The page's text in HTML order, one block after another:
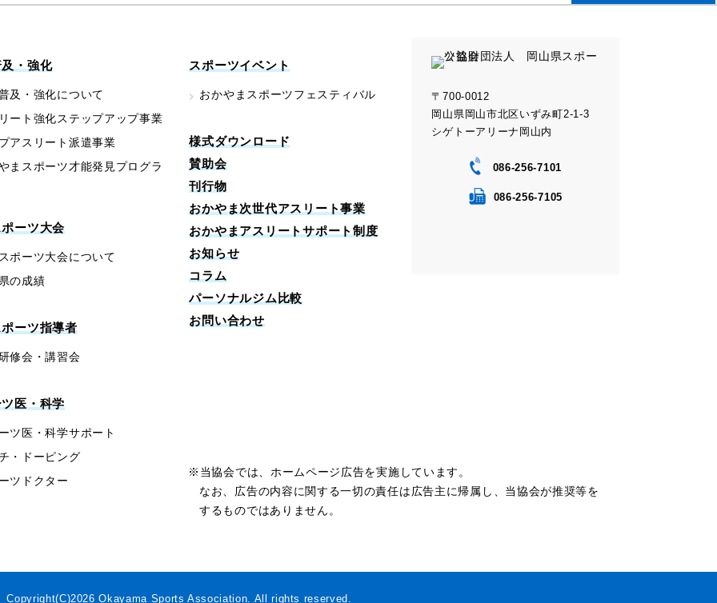
・強化
及・強化について
ート強化ステップアップ事業
アスリート派遣事業
まスポーツ才能発見プログラ
ーツ大会
ポーツ大会について
の成績
ーツ指導者
修会・講習会
医・科学
ツ医・科学サポート
・ドーピング
ツドクター
スポーツイベント
おかやまスポーツフェスティバル
様式ダウンロード
賛助会
刊行物
おかやま次世代アスリート事業
おかやまアスリートサポート制度
お知らせ
コラム
パーソナルジム比較
お問い合わせ
〒700-0012
岡山県岡山市北区いずみ町2-1-3
シゲトーアリーナ岡山内
086-256-7101
086-256-7105
※当協会では、ホームページ広告を実施しています。
なお、広告の内容に関する一切の責任は広告主に帰属し、当協会が推奨等を
するものではありません。
Copyright(C)2026Okayama Sports Association. All rights reserved.